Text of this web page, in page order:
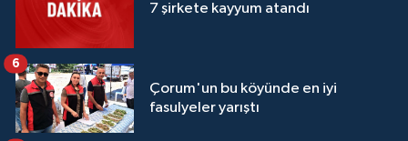
7 şirkete kayyum atandı
Çorum'un bu köyünde en iyi
fasulyeler yarıştı
6